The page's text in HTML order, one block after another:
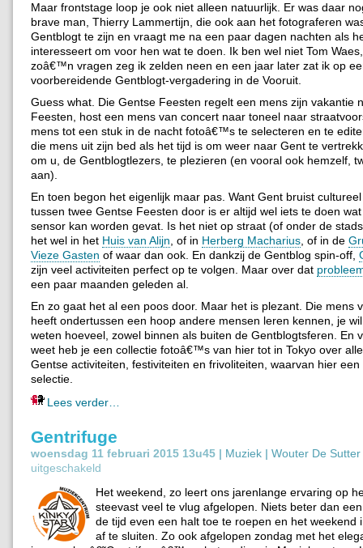
Maar frontstage loop je ook niet alleen natuurlijk. Er was daar
brave man, Thierry Lammertijn, die ook aan het fotograferen
Gentblogt te zijn en vraagt me na een paar dagen nachten als
interesseert om voor hen wat te doen. Ik ben wel niet Tom
zoâ€™n vragen zeg ik zelden neen en een jaar later zat ik op
voorbereidende Gentblogt-vergadering in de Vooruit.
Guess what. Die Gentse Feesten regelt een mens zijn vakantie
Feesten, host een mens van concert naar toneel naar
mens tot een stuk in de nacht fotoâ€™s te selecteren en te
die mens uit zijn bed als het tijd is om weer naar Gent te
om u, de Gentblogtlezers, te plezieren (en vooral ook hemzelf,
aan).
En toen begon het eigenlijk maar pas. Want Gent bruist
tussen twee Gentse Feesten door is er altijd wel iets te doen
sensor kan worden gevat. Is het niet op straat (of onder de
het wel in het Huis van Alijn , of in Herberg Macharius , of in de
Vieze Gasten of waar dan ook. En dankzij de Gentblog spin-off,
zijn veel activiteiten perfect op te volgen. Maar over dat
een paar maanden geleden al.
En zo gaat het al een poos door. Maar het is plezant. Die mens
heeft ondertussen een hoop andere mensen leren kennen, je
weten hoeveel, zowel binnen als buiten de Gentblogtsferen. En
weet heb je een collectie fotoâ€™s van hier tot in Tokyo over
Gentse activiteiten, festiviteiten en frivoliteiten, waarvan hier een
selectie.
Lees verder…
Gentrifuge
woensdag 11 februari 2015 13u45 | Muziek | Wouter De Sutter
uitgeschakeld
Het weekend, zo leert ons jarenlange ervaring op
steevast veel te vlug afgelopen. Niets beter dan
de tijd even een halt toe te roepen en het weekend
af te sluiten. Zo ook afgelopen zondag met het